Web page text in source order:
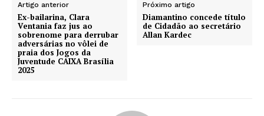
Artigo anterior
Ex-bailarina, Clara
Ventania faz jus ao
sobrenome para derrubar
adversárias no vôlei de
praia dos Jogos da
Juventude CAIXA Brasília
2025
Próximo artigo
Diamantino concede título
de Cidadão ao secretário
Allan Kardec